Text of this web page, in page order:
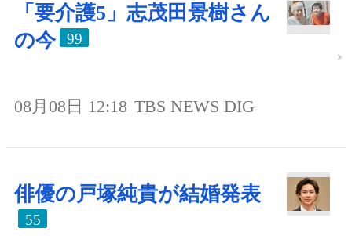
「要介護5」志茂田景樹さん
の今
99
08月08日 12:18 TBS NEWS DIG
俳優の戸塚純貴が結婚発表
55